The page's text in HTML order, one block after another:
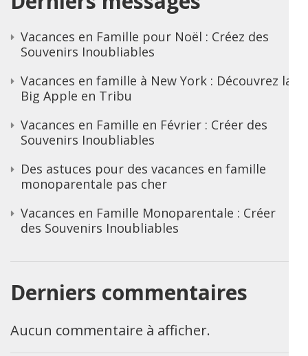
Vacances en Famille pour Noël : Créez des
Souvenirs Inoubliables
Vacances en famille à New York : Découvrez la
Big Apple en Tribu
Vacances en Famille en Février : Créer des
Souvenirs Inoubliables
Des astuces pour des vacances en famille
monoparentale pas cher
Vacances en Famille Monoparentale : Créer
des Souvenirs Inoubliables
Derniers commentaires
Aucun commentaire à afficher.